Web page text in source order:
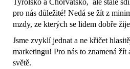
pro nás důležité! Nedá se žít z
mzdy, ze kterých se lidem dobře
Jsme zvyklí jednat a ne křičet
marketingu! Pro nás to znamená
světě.